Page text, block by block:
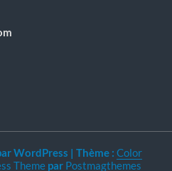
WordPress | Thème : Color
Theme par Postmagthemes